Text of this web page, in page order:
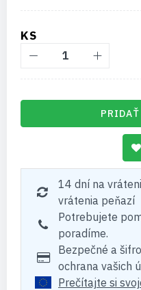
KS
14 dní na
vrátenia peňazí
Potrebujete
poradíme.
Bezpečné a
ochrana vašich
Prečítajte si